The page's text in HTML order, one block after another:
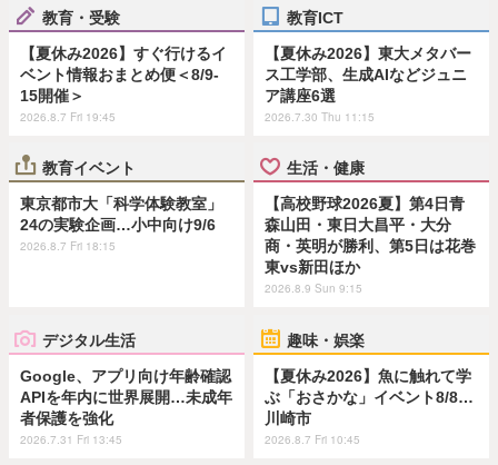
教育・受験
【夏休み2026】すぐ行けるイ
ベント情報おまとめ便＜8/9-
15開催＞
2026.8.7 Fri 19:45
教育ICT
【夏休み2026】東大メタバー
ス工学部、生成AIなどジュニ
ア講座6選
2026.7.30 Thu 11:15
教育イベント
東京都市大「科学体験教室」
24の実験企画…小中向け9/6
2026.8.7 Fri 18:15
生活・健康
【高校野球2026夏】第4日青
森山田・東日大昌平・大分
商・英明が勝利、第5日は花巻
東vs新田ほか
2026.8.9 Sun 9:15
デジタル生活
Google、アプリ向け年齢確認
APIを年内に世界展開…未成年
者保護を強化
2026.7.31 Fri 13:45
趣味・娯楽
【夏休み2026】魚に触れて学
ぶ「おさかな」イベント8/8…
川崎市
2026.8.7 Fri 10:45